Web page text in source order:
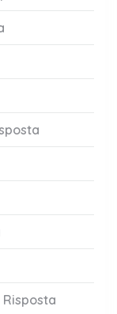
Risposta